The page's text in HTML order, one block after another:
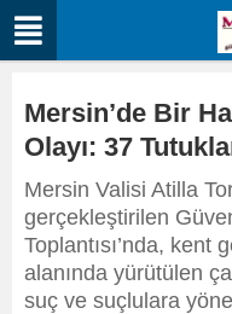
Mersin’de Bir
Olayı: 37
Mersin Valisi Atilla
gerçekleştirilen
Toplantısı’nda,
alanında yürütülen
suç ve suçlulara